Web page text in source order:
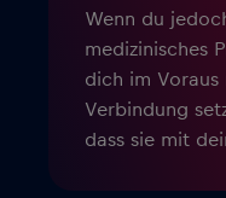
Wenn du
medizinisches
dich im Voraus
Verbindung
dass sie mit